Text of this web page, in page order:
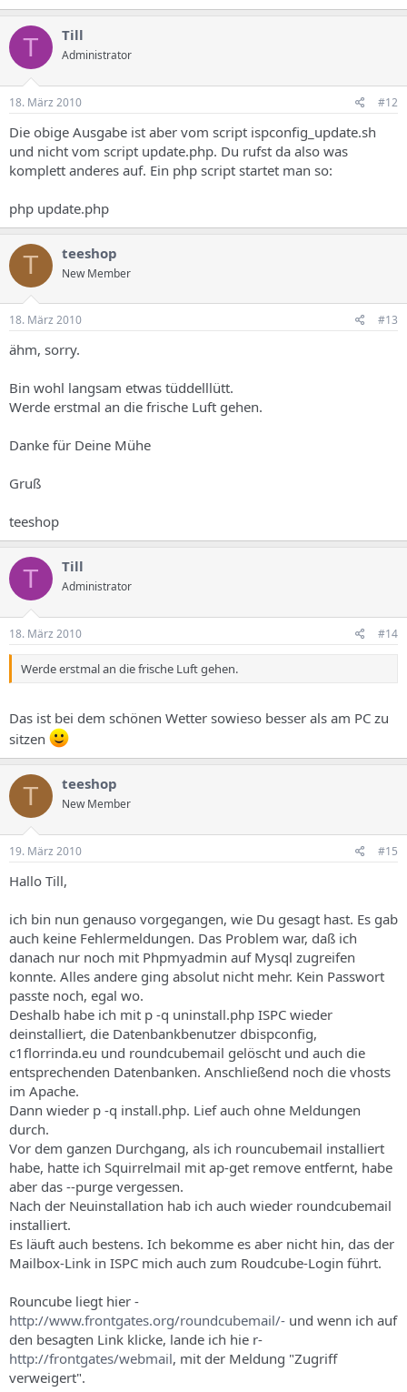
T Till
Administrator
18. März 2010 #12
Die obige Ausgabe ist aber vom script ispconfig_update.sh
und nicht vom script update.php. Du rufst da also was
komplett anderes auf. Ein php script startet man so:
php update.php
T teeshop
New Member
18. März 2010 #13
ähm, sorry.
Bin wohl langsam etwas tüddelllütt.
Werde erstmal an die frische Luft gehen.
Danke für Deine Mühe
Gruß
teeshop
T Till
Administrator
18. März 2010 #14
Werde erstmal an die frische Luft gehen.
Das ist bei dem schönen Wetter sowieso besser als am PC zu
sitzen
T teeshop
New Member
19. März 2010 #15
Hallo Till,
ich bin nun genauso vorgegangen, wie Du gesagt hast. Es gab
auch keine Fehlermeldungen. Das Problem war, daß ich
danach nur noch mit Phpmyadmin auf Mysql zugreifen
konnte. Alles andere ging absolut nicht mehr. Kein Passwort
passte noch, egal wo.
Deshalb habe ich mit p -q uninstall.php ISPC wieder
deinstalliert, die Datenbankbenutzer dbispconfig,
c1florrinda.eu und roundcubemail gelöscht und auch die
entsprechenden Datenbanken. Anschließend noch die vhosts
im Apache.
Dann wieder p -q install.php. Lief auch ohne Meldungen
durch.
Vor dem ganzen Durchgang, als ich rouncubemail installiert
habe, hatte ich Squirrelmail mit ap-get remove entfernt, habe
aber das --purge vergessen.
Nach der Neuinstallation hab ich auch wieder roundcubemail
installiert.
Es läuft auch bestens. Ich bekomme es aber nicht hin, das der
Mailbox-Link in ISPC mich auch zum Roudcube-Login führt.
Rouncube liegt hier -
http://www.frontgates.org/roundcubemail/- und wenn ich auf
den besagten Link klicke, lande ich hie r-
http://frontgates/webmail, mit der Meldung "Zugriff
verweigert".